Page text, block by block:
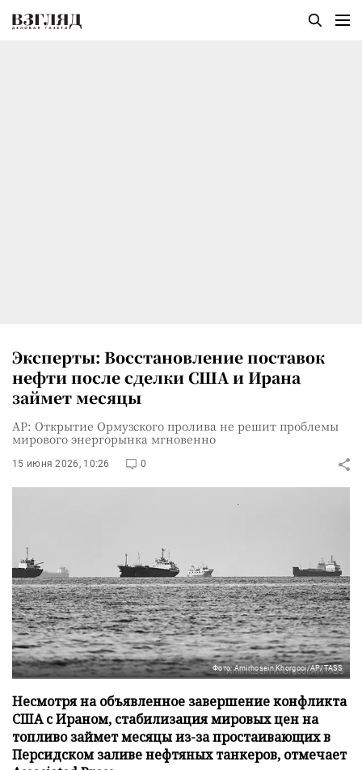
Эксперты: Восстановление поставок
нефти после сделки США и Ирана
займет месяцы
AP: Открытие Ормузского пролива не решит проблемы
мирового энергорынка мгновенно
15 июня 2026, 10:26 0
Фото: Amirhosein Khorgooi/AP/TASS
Несмотря на объявленное завершение конфликта
США с Ираном, стабилизация мировых цен на
топливо займет месяцы из-за простаивающих в
Персидском заливе нефтяных танкеров, отмечает